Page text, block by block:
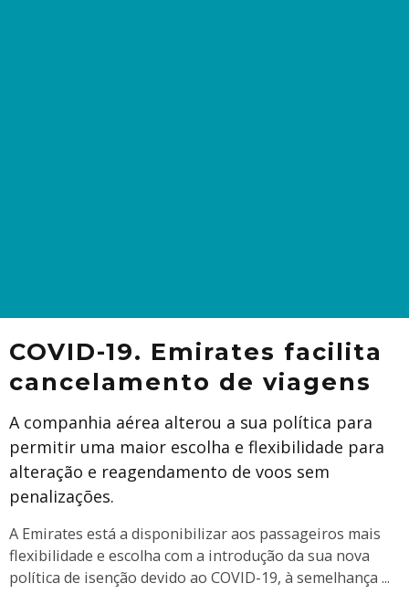
COVID-19. Emirates facilita
cancelamento de viagens
A companhia aérea alterou a sua política para
permitir uma maior escolha e flexibilidade para
alteração e reagendamento de voos sem
penalizações.
A Emirates está a disponibilizar aos passageiros mais
flexibilidade e escolha com a introdução da sua nova
política de isenção devido ao COVID-19, à semelhança ...